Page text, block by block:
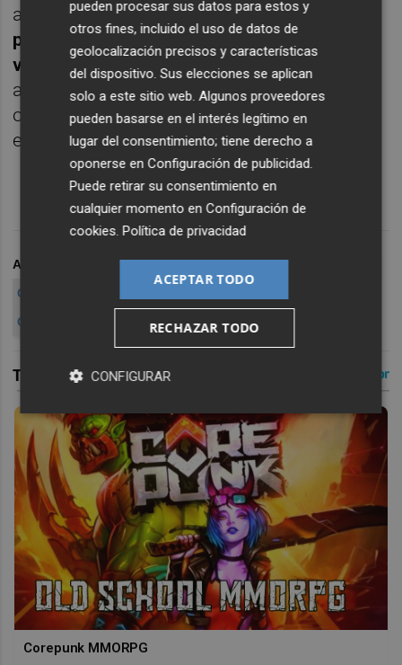
agradecer "encarecidamente el favor del
público y de toda la profesión escénica
valenciana
, por su estímulo e inestimable
apoyo". "Mantenemos la esperanza de poder
ofrecer mejores noticias que ésta de ahora,
en un futuro", concluyen.
ARCHIVADO EN TEATRO VALENCIANO
ESPACIO TEATRAL
CARME TEATRE
CIERRE TEATROS VALENCIANOS
ADIÓS
Corepunk MMORPG
pueden procesar sus datos para estos y
otros fines, incluido el uso de datos de
geolocalización precisos y características
del dispositivo. Sus elecciones se aplican
solo a este sitio web. Algunos proveedores
pueden basarse en el interés legítimo en
lugar del consentimiento; tiene derecho a
oponerse enConfiguración de publicidad
Puede retirar su consentimiento en
cualquier momento enConfiguración de
cookies .Política de privacidad
ACEPTAR TODO
RECHAZAR TODO
CONFIGURAR